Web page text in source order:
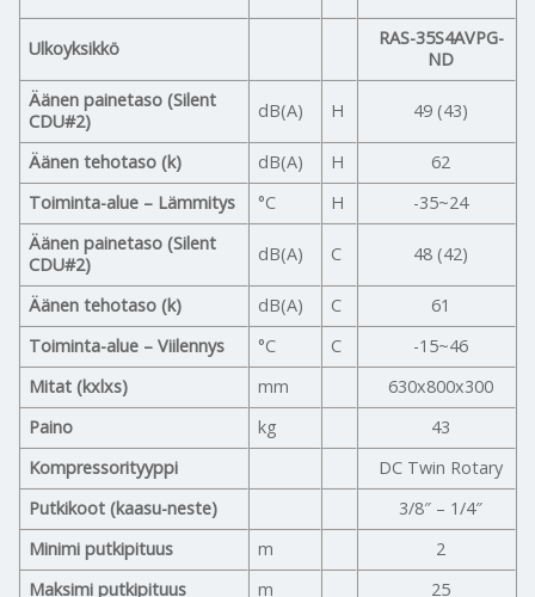
Ulkoyksikkö
RAS-35S4AVPG-
ND
Äänen painetaso (Silent
CDU#2)
dB(A) H 49 (43)
Äänen tehotaso (k) dB(A) H
62
Toiminta-alue – Lämmitys
°C H
-35~24
Äänen painetaso (Silent
CDU#2)
dB(A) C 48 (42)
Äänen tehotaso (k) dB(A) C
61
Toiminta-alue – Viilennys
°C C
-15~46
Mitat (kxlxs)
mm
630x800x300
Paino
kg
43
Kompressorityyppi
DC Twin Rotary
Putkikoot (kaasu-neste)
3/8″ – 1/4″
Minimi putkipituus
m
2
Maksimi putkipituus
m
25